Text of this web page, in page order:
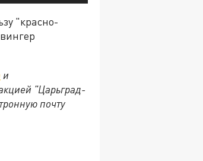
"красно-
и
"Царьград-
почту